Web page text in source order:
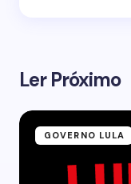
Ler Próximo
GOVERNO LULA